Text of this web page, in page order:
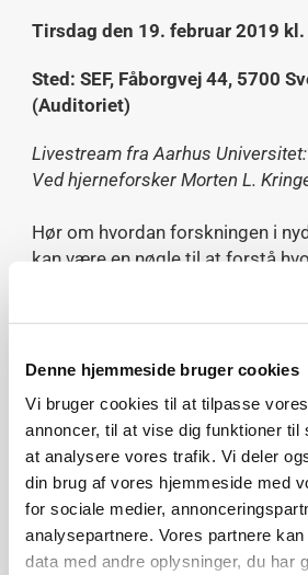
Denne hjemmeside bruger cookies
Vi bruger cookies til at tilpasse
annoncer, til at vise dig funktioner til
at analysere vores trafik. Vi deler
din brug af vores hjemmeside med
for sociale medier,
analysepartnere. Vores partnere
data med andre oplysninger, du har
Tirsdag den 19. februar 2019
Sted: SEF, Fåborgvej 44, 5700
(Auditoriet)
Livestream fra Aarhus Universitet:
Ved hjerneforsker Morten L.
Hør om hvordan forskningen i
kan være en nøgle til at forstå
er indrettet og hvordan vores
Hjerneforsker Morten
social nydelse i høj grad er med
liv, men også hvordan manglen
anhedoni, har stor betydning for
depression, kronisk smerte og
På tværs af alle kulturer er det fx
giver velvære, glæde og hjælper